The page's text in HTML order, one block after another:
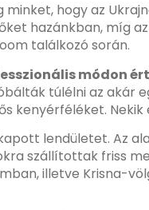
hogy az
hazánkban, míg
találkozó során.
módon
túlélni az
kenyérféléket.
lendületet. Az
szállítottak friss
illetve Krisna-